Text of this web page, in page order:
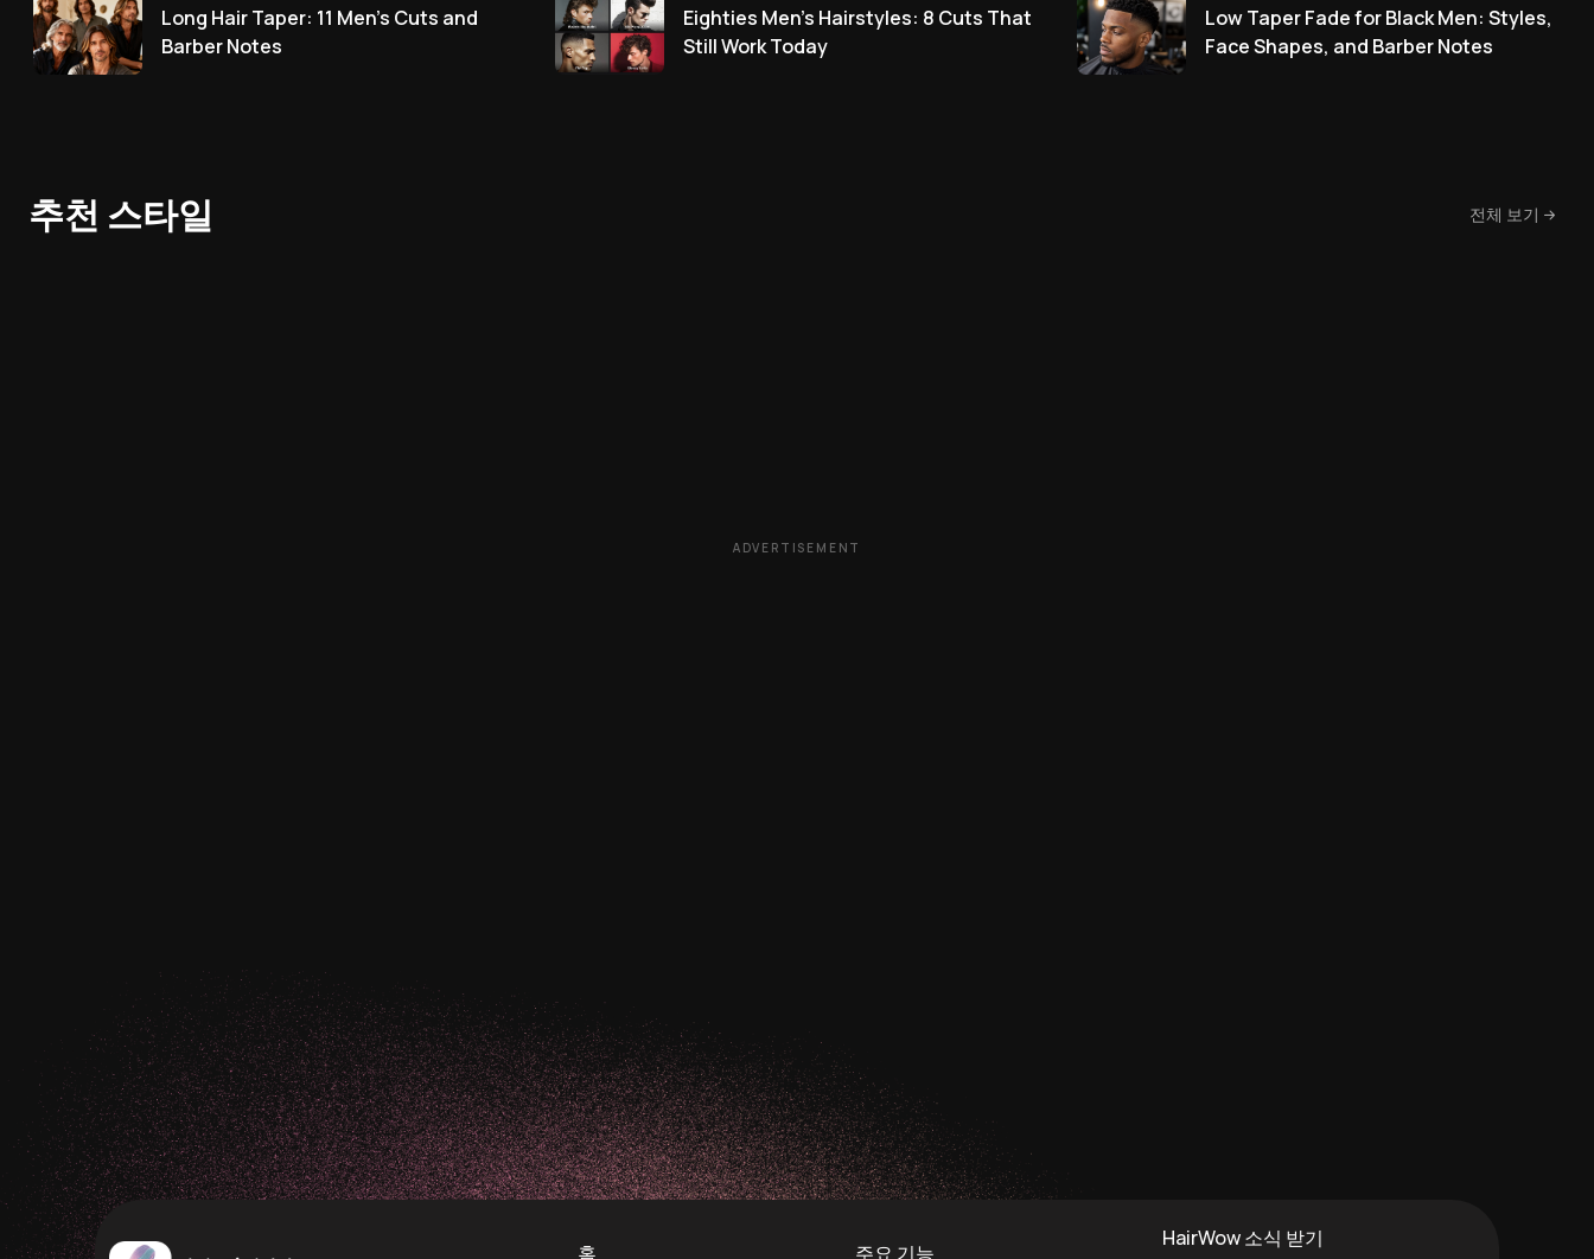
Long Hair Taper: 11 Men's Cuts and
Barber Notes
Eighties Men’s Hairstyles: 8 Cuts That
Still Work Today
Low Taper Fade for Black Men: Styles,
Face Shapes, and Barber Notes
추천 스타일 전체 보기
ADVERTISEMENT
홈 주요 기능
HairWow 소식 받기